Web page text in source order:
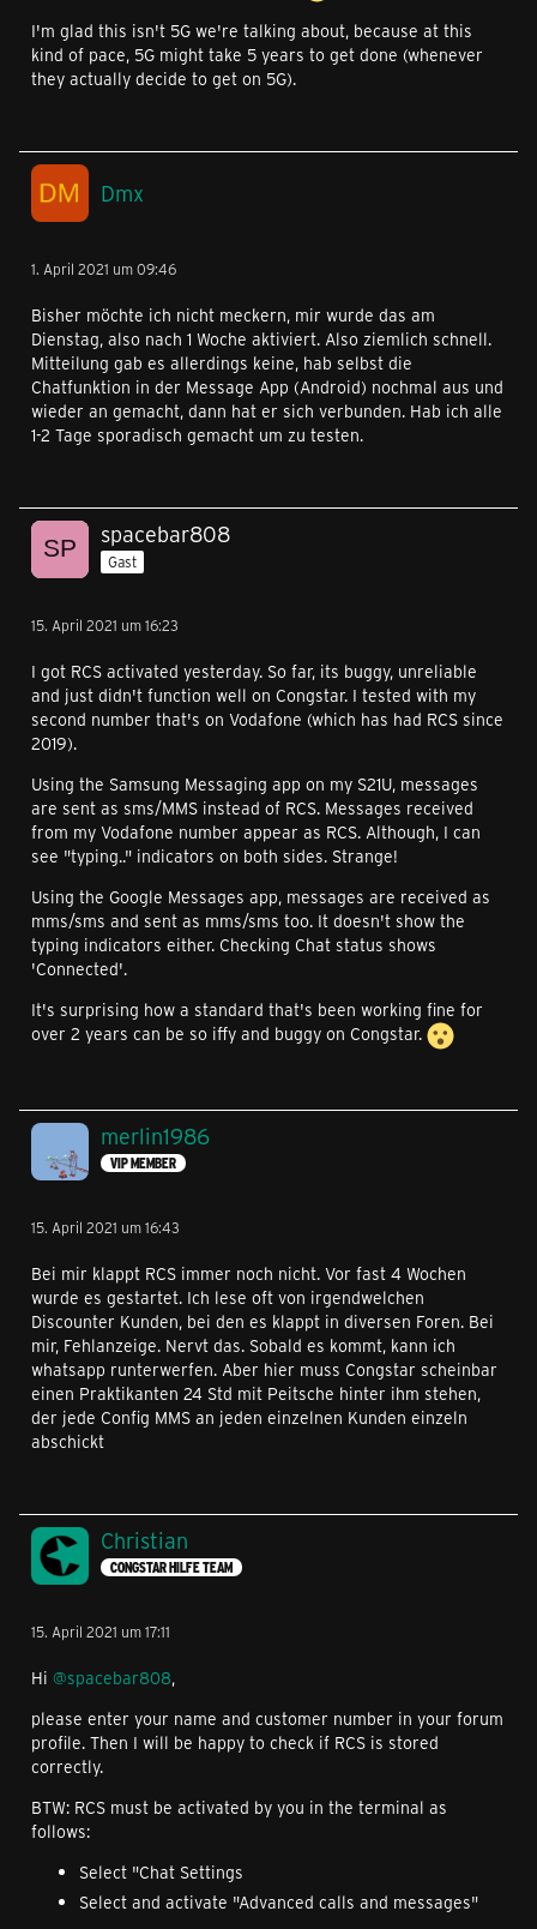
I'm glad this isn't 5G we're talking about, because at this
kind of pace, 5G might take 5 years to get done (whenever
they actually decide to get on 5G).
Dmx
1. April 2021 um 09:46
Bisher möchte ich nicht meckern, mir wurde das am
Dienstag, also nach 1 Woche aktiviert. Also ziemlich schnell.
Mitteilung gab es allerdings keine, hab selbst die
Chatfunktion in der Message App (Android) nochmal aus und
wieder an gemacht, dann hat er sich verbunden. Hab ich alle
1-2 Tage sporadisch gemacht um zu testen.
spacebar808
Gast
15. April 2021 um 16:23
I got RCS activated yesterday. So far, its buggy, unreliable
and just didn't function well on Congstar. I tested with my
second number that's on Vodafone (which has had RCS since
2019).
Using the Samsung Messaging app on my S21U, messages
are sent as sms/MMS instead of RCS. Messages received
from my Vodafone number appear as RCS. Although, I can
see "typing.." indicators on both sides. Strange!
Using the Google Messages app, messages are received as
mms/sms and sent as mms/sms too. It doesn't show the
typing indicators either. Checking Chat status shows
'Connected'.
It's surprising how a standard that's been working fine for
over 2 years can be so iffy and buggy on Congstar.
merlin1986
VIP MEMBER
15. April 2021 um 16:43
Bei mir klappt RCS immer noch nicht. Vor fast 4 Wochen
wurde es gestartet. Ich lese oft von irgendwelchen
Discounter Kunden, bei den es klappt in diversen Foren. Bei
mir, Fehlanzeige. Nervt das. Sobald es kommt, kann ich
whatsapp runterwerfen. Aber hier muss Congstar scheinbar
einen Praktikanten 24 Std mit Peitsche hinter ihm stehen,
der jede Config MMS an jeden einzelnen Kunden einzeln
abschickt
Christian
CONGSTAR HILFE TEAM
15. April 2021 um 17:11
Hi @spacebar808,
please enter your name and customer number in your forum
profile. Then I will be happy to check if RCS is stored
correctly.
BTW: RCS must be activated by you in the terminal as
follows:
Select "Chat Settings
Select and activate "Advanced calls and messages"